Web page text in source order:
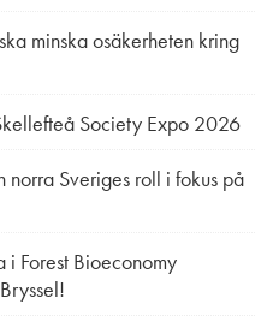
minska osäkerheten kring
Society Expo 2026
norra Sveriges roll i fokus på
i Forest Bioeconomy